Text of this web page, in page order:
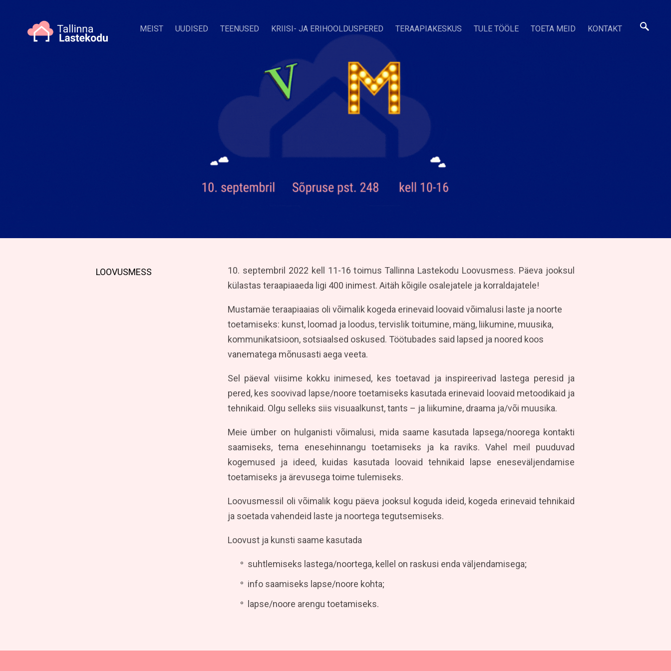
MEIST UUDISED TEENUSED KRIISI- JA ERIHOOLDUSPERED TERAAPIAKESKUS TULE TÖÖLE TOETA MEID KONTAKT
LOOVUSMESS
10. septembril 2022 kell 11-16 toimus Tallinna Lastekodu Loovusmess. Päeva jooksul
külastas teraapiaaeda ligi 400 inimest. Aitäh kõigile osalejatele ja korraldajatele!
Mustamäe teraapiaaias oli võimalik kogeda erinevaid loovaid võimalusi laste ja noorte
toetamiseks: kunst, loomad ja loodus, tervislik toitumine, mäng, liikumine, muusika,
kommunikatsioon, sotsiaalsed oskused. Töötubades said lapsed ja noored koos
vanematega mõnusasti aega veeta.
Sel päeval viisime kokku inimesed, kes toetavad ja inspireerivad lastega peresid ja
pered, kes soovivad lapse/noore toetamiseks kasutada erinevaid loovaid metoodikaid ja
tehnikaid. Olgu selleks siis visuaalkunst, tants – ja liikumine, draama ja/või muusika.
Meie ümber on hulganisti võimalusi, mida saame kasutada lapsega/noorega kontakti
saamiseks, tema enesehinnangu toetamiseks ja ka raviks. Vahel meil puuduvad
kogemused ja ideed, kuidas kasutada loovaid tehnikaid lapse eneseväljendamise
toetamiseks ja ärevusega toime tulemiseks.
Loovusmessil oli võimalik kogu päeva jooksul koguda ideid, kogeda erinevaid tehnikaid
ja soetada vahendeid laste ja noortega tegutsemiseks.
Loovust ja kunsti saame kasutada
suhtlemiseks lastega/noortega, kellel on raskusi enda väljendamisega;
info saamiseks lapse/noore kohta;
lapse/noore arengu toetamiseks.